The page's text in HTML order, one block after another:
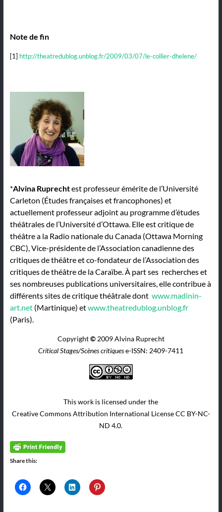
Note de fin
[1] http://theatredublog.unblog.fr/2009/03/07/le-collier-dhelene/
*Alvina Ruprechtest professeur émérite de l’Université
Carleton (Études françaises et francophones) et
actuellement professeur adjoint au programme d’études
théâtrales de l’Université d’Ottawa. Elle est critique de
théâtre a la Radio nationale du Canada (Ottawa Morning
CBC), Vice-présidente de l’Association canadienne des
critiques de théâtre et co-fondateur de l’Association des
critiques de théâtre de la Caraïbe. À part ses recherches et
ses nombreuses publications universitaires, elle contribue à
différents sites de critique théâtrale dont www.madinin-
art.net(Martinique) etwww.theatredublog.unblog.fr
(Paris).
Copyright©2009 Alvina Ruprecht
Critical Stages/Scènes critiquese-ISSN: 2409-7411
This work is licensed under the
Creative Commons Attribution International License CC BY-NC-
ND 4.0.
Share this: